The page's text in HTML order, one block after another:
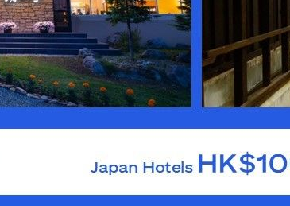
สถานที่แนะนำ